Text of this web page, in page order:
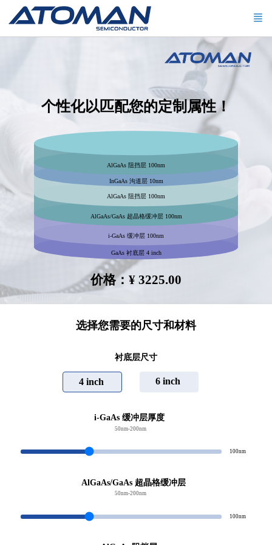
个性化以匹配您的定制属性！
GaAs 衬底层 4 inch
i-GaAs 缓冲层 100nm
AlGaAs/GaAs 超晶格缓冲层 100nm
AlGaAs 阻挡层 100nm
InGaAs 沟道层 10nm
AlGaAs 阻挡层 100nm
价格：¥ 3225.00
选择您需要的尺寸和材料
衬底层尺寸
4 inch 6 inch
i-GaAs 缓冲层厚度
50nm-200nm
100nm
AlGaAs/GaAs 超晶格缓冲层
50nm-200nm
100nm